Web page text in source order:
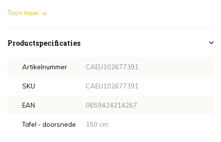
Toon meer
Productspecificaties
Artikelnummer CAEU102677391
SKU CAEU102677391
EAN 0659424214267
Tafel - doorsnede 150 cm